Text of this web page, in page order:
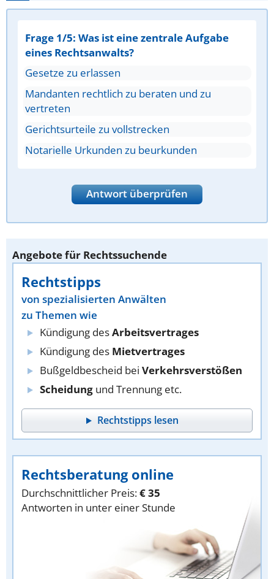
Frage 1/5: Was ist eine zentrale Aufgabe
eines Rechtsanwalts?
Gesetze zu erlassen
Mandanten rechtlich zu beraten und zu
vertreten
Gerichtsurteile zu vollstrecken
Notarielle Urkunden zu beurkunden
Antwort überprüfen
Angebote für Rechtssuchende
Rechtstipps
von spezialisierten Anwälten
zu Themen wie
Kündigung desArbeitsvertrages
Kündigung des Mietvertrages
Bußgeldbescheid bei Verkehrsverstößen
Scheidung und Trennung etc.
Rechtstipps lesen
Rechtsberatung online
Durchschnittlicher Preis:€ 35
Antworten in unter einer Stunde